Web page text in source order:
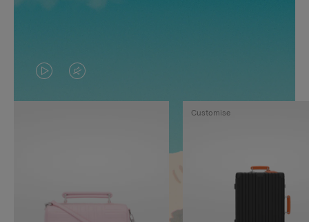
VIDEO
IS
GEPAUZEERD,
OP
HET
GELUID
Customise